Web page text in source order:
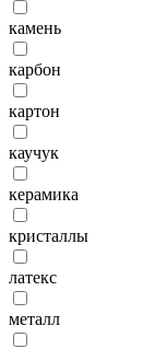
камень
карбон
картон
каучук
керамика
кристаллы
латекс
металл